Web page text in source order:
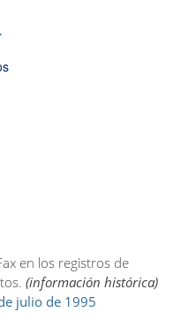
en los registros de
(información histórica)
julio de 1995